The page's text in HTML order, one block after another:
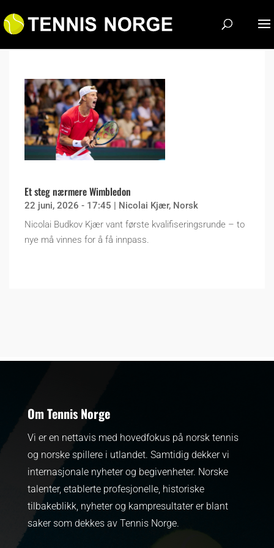
Et steg nærmere Wimbledon
22 juni, 2026 - 17:45 | Nicolai Kjær, Norsk
Nicolai Budkov Kjær vant første kvalifiseringsrunde – to
nye må vinnes for å få innpass.
Om Tennis Norge
Vi er en nettavis med hovedfokus på norsk tennis
og norske spillere i utlandet. Samtidig dekker vi
internasjonale nyheter og begivenheter. Norske
talenter, etablerte profesjonelle, historiske
tilbakeblikk, nyheter og kampresultater er blant
saker som dekkes av Tennis Norge.